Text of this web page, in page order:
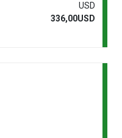
USD
336,00USD